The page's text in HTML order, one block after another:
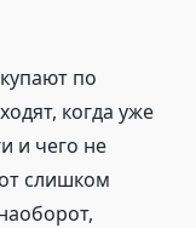
по
когда уже
и чего не
слишком